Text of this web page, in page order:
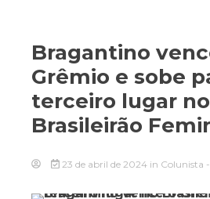
Bragantino
Grêmio e sobe
terceiro lugar no
Brasileirão
23 de abril de 2024 in Colunista